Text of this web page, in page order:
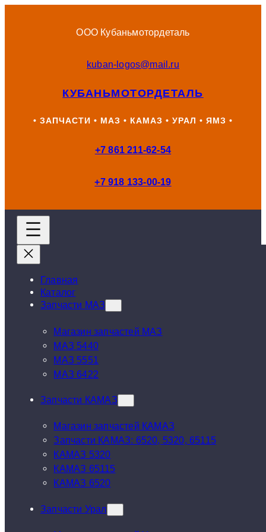
ООО Кубаньмотордеталь
kuban-logos@mail.ru
КУБАНЬМОТОРДЕТАЛЬ
• ЗАПЧАСТИ • МАЗ • КАМАЗ • УРАЛ • ЯМЗ •
+7 861 211-62-54
+7 918 133-00-19
Главная
Каталог
Запчасти МАЗ
Магазин запчастей МАЗ
МАЗ 5440
МАЗ 5551
МАЗ 6422
Запчасти КАМАЗ
Магазин запчастей КАМАЗ
Запчасти КАМАЗ: 6520, 5320, 65115
КАМАЗ 5320
КАМАЗ 65115
КАМАЗ 6520
Запчасти Урал